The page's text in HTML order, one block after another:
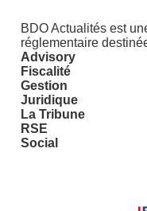
BDO Actualités est
réglementaire
Advisory
Fiscalité
Gestion
Juridique
La Tribune
RSE
Social